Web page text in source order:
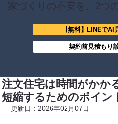
家づくりの不安を、2つ
【無料】LINEでAI
契約前見積もり
注文住宅は時間がかか
短縮するためのポイン
更新日：2026年02月07日